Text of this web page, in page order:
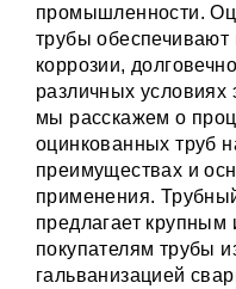
промышленности.
трубы обеспечивают
коррозии,
различных условиях
мы расскажем о
оцинкованных труб
преимуществах и
применения.
предлагает
покупателям трубы
гальванизацией